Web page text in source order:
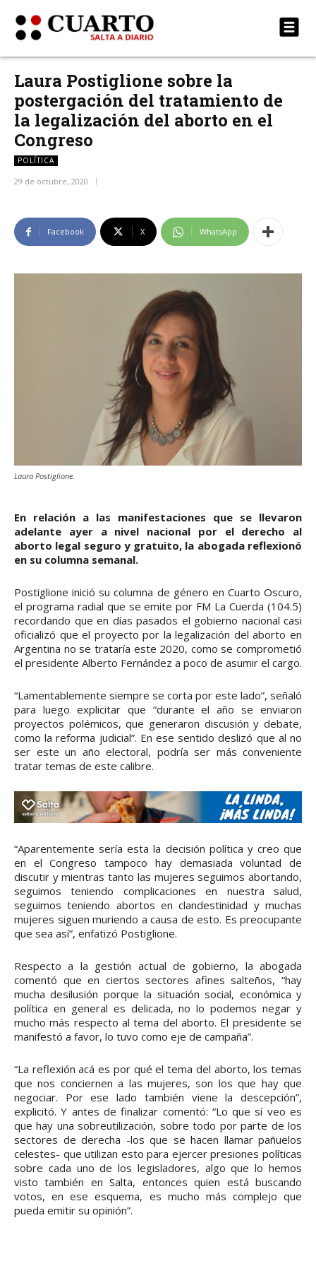
Laura Postiglione sobre la
postergación del tratamiento de
la legalización del aborto en el
Congreso
POLÍTICA
29 de octubre, 2020
Facebook X WhatsApp
Laura Postiglione.
En relación a las manifestaciones que se llevaron
adelante ayer a nivel nacional por el derecho al
aborto legal seguro y gratuito, la abogada reflexionó
en su columna semanal.
Postiglione inició su columna de género en Cuarto Oscuro,
el programa radial que se emite por FM La Cuerda (104.5)
recordando que en días pasados el gobierno nacional casi
oficializó que el proyecto por la legalización del aborto en
Argentina no se trataría este 2020, como se comprometió
el presidente Alberto Fernández a poco de asumir el cargo.
“Lamentablemente siempre se corta por este lado”, señaló
para luego explicitar que “durante el año se enviaron
proyectos polémicos, que generaron discusión y debate,
como la reforma judicial”. En ese sentido deslizó que al no
ser este un año electoral, podría ser más conveniente
tratar temas de este calibre.
“Aparentemente sería esta la decisión política y creo que
en el Congreso tampoco hay demasiada voluntad de
discutir y mientras tanto las mujeres seguimos abortando,
seguimos teniendo complicaciones en nuestra salud,
seguimos teniendo abortos en clandestinidad y muchas
mujeres siguen muriendo a causa de esto. Es preocupante
que sea así”, enfatizó Postiglione.
Respecto a la gestión actual de gobierno, la abogada
comentó que en ciertos sectores afines salteños, “hay
mucha desilusión porque la situación social, económica y
política en general es delicada, no lo podemos negar y
mucho más respecto al tema del aborto. El presidente se
manifestó a favor, lo tuvo como eje de campaña”.
“La reflexión acá es por qué el tema del aborto, los temas
que nos conciernen a las mujeres, son los que hay que
negociar. Por ese lado también viene la descepción”,
explicitó. Y antes de finalizar comentó: “Lo que sí veo es
que hay una sobreutilización, sobre todo por parte de los
sectores de derecha -los que se hacen llamar pañuelos
celestes- que utilizan esto para ejercer presiones políticas
sobre cada uno de los legisladores, algo que lo hemos
visto también en Salta, entonces quien está buscando
votos, en ese esquema, es mucho más complejo que
pueda emitir su opinión”.